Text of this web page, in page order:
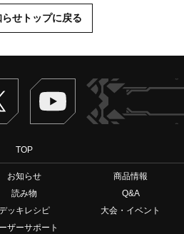
らせトップに戻る
Twitter ヴァンガードch
TOP
お知らせ
商品情報
読み物
Q&A
ッキレシピ
大会・イベント
ザーサポート